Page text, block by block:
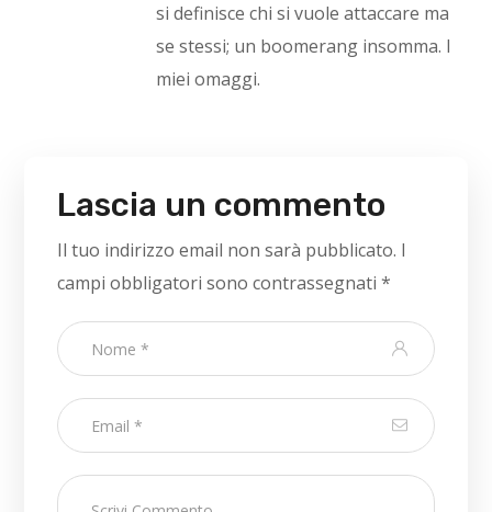
si definisce chi si vuole attaccare ma
se stessi; un boomerang insomma. I
miei omaggi.
Lascia un commento
Il tuo indirizzo email non sarà pubblicato. I
campi obbligatori sono contrassegnati*